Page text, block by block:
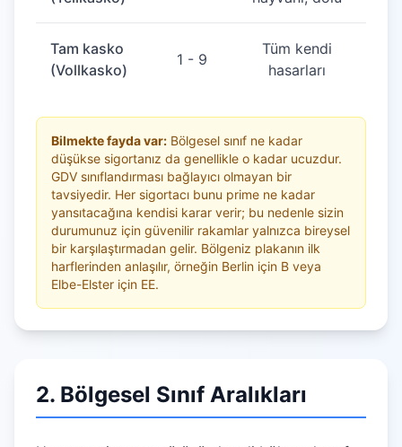
Tam kasko
(Vollkasko)
1 - 9
Tüm kendi
hasarları
Bilmekte fayda var: Bölgesel sınıf ne kadar
düşükse sigortanız da genellikle o kadar ucuzdur.
GDV sınıflandırması bağlayıcı olmayan bir
tavsiyedir. Her sigortacı bunu prime ne kadar
yansıtacağına kendisi karar verir; bu nedenle sizin
durumunuz için güvenilir rakamlar yalnızca bireysel
bir karşılaştırmadan gelir. Bölgeniz plakanın ilk
harflerinden anlaşılır, örneğin Berlin için B veya
Elbe-Elster için EE.
2. Bölgesel Sınıf Aralıkları